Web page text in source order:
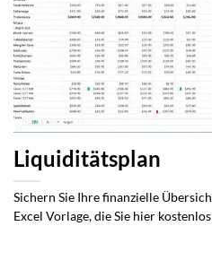
Liquiditätsplan
Sichern Sie Ihre finanzielle
Excel Vorlage, die Sie hier